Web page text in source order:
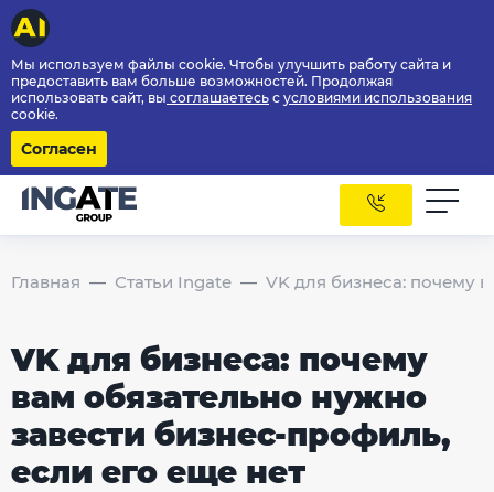
Мы используем файлы cookie. Чтобы улучшить работу сайта и
предоставить вам больше возможностей. Продолжая
использовать сайт, вы соглашаетесь с условиями использования
cookie.
Согласен
Главная Статьи Ingate VK для бизнеса: почему
VK для бизнеса: почему
вам обязательно нужно
завести бизнес-профиль,
если его еще нет